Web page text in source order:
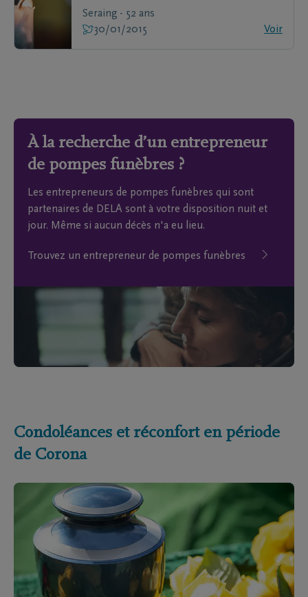
Seraing - 52 ans
30/01/2015
Voir
À la recherche d’un entrepreneur
de pompes funèbres ?
Les entrepreneurs de pompes funèbres qui sont
partenaires de DELA sont à votre disposition nuit et
jour. Même si aucun décès n'a eu lieu.
Trouvez un entrepreneur de pompes funèbres
Condoléances et réconfort en période
de Corona